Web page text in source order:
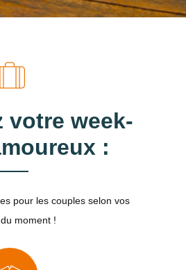
votre week-
:
pour les couples selon vos
moment !